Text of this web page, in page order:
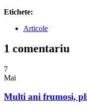
Etichete:
Articole
1 comentariu
7
Mai
Multi ani frumosi,